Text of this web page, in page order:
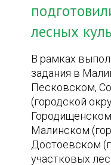
лесных
В рамках
задания в
Песковском,
(городской
Малинском
Достоевском
участковых